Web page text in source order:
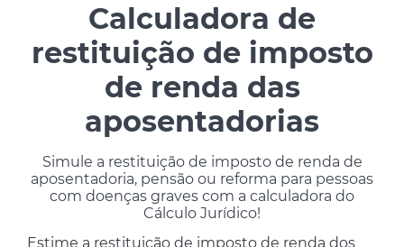
Calculadora de
restituição de imposto
de renda das
aposentadorias
Simule a restituição de imposto de renda de
aposentadoria, pensão ou reforma para pessoas
com doenças graves com a calculadora do
Cálculo Jurídico!
Estime a restituição de imposto de renda dos